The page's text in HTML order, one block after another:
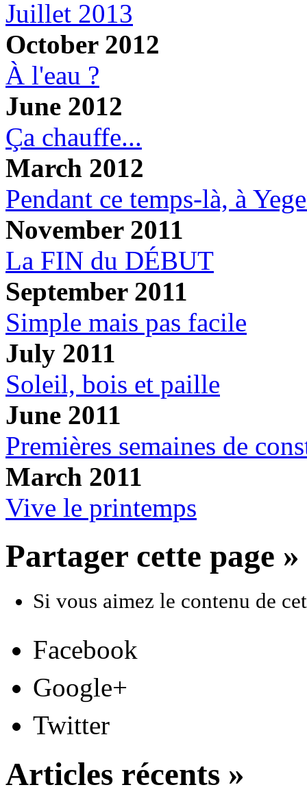
Juillet 2013
October 2012
À l'eau ?
June 2012
Ça chauffe...
March 2012
Pendant ce temps-là, à
November 2011
La FIN du DÉBUT
September 2011
Simple mais pas facile
July 2011
Soleil, bois et paille
June 2011
Premières semaines de
March 2011
Vive le printemps
Partager cette page »
Si vous aimez le contenu de
Facebook
Google+
Twitter
Articles récents »